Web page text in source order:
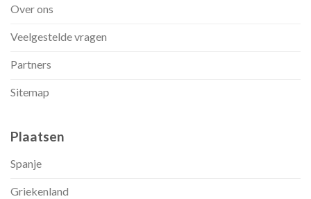
Over ons
Veelgestelde vragen
Partners
Sitemap
Plaatsen
Spanje
Griekenland